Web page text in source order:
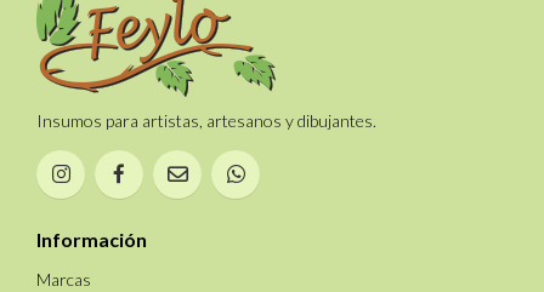
Insumos para artistas, artesanos y dibujantes.
Información
Marcas